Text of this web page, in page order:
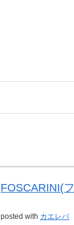
FOSCARINI(
posted with カエレバ